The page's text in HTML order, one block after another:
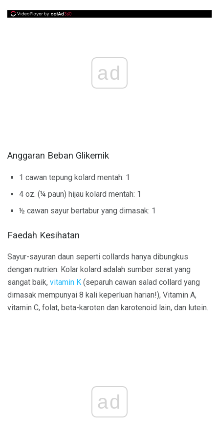
ad
Anggaran Beban Glikemik
1 cawan tepung kolard mentah: 1
4 oz. (¼ paun) hijau kolard mentah: 1
½ cawan sayur bertabur yang dimasak: 1
Faedah Kesihatan
Sayur-sayuran daun seperti collards hanya dibungkus
dengan nutrien. Kolar kolard adalah sumber serat yang
sangat baik, vitamin K (separuh cawan salad collard yang
dimasak mempunyai 8 kali keperluan harian!), Vitamin A,
vitamin C, folat, beta-karoten dan karotenoid lain, dan lutein.
ad